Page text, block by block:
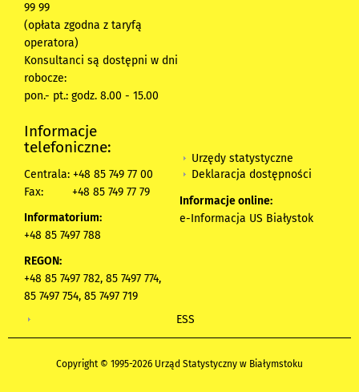
99 99
(opłata zgodna z taryfą
operatora)
Konsultanci są dostępni w dni
robocze:
pon.- pt.: godz. 8.00 - 15.00
Informacje
telefoniczne:
Centrala: +48 85 749 77 00
Fax:
+48 85 749 77 79
Informatorium:
+48 85 7497 788
REGON:
+48 85 7497 782, 85 7497 774,
85 7497 754, 85 7497 719
Urzędy statystyczne
Deklaracja dostępności
Informacje online:
e-Informacja US Białystok
ESS
Copyright © 1995-2026 Urząd Statystyczny w Białymstoku